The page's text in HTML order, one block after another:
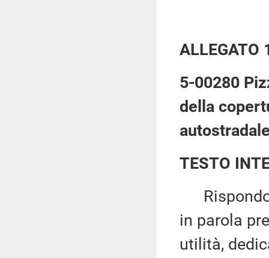
ALLEGATO
5-00280
della
TESTO
Rispondo
in parola
utilità,